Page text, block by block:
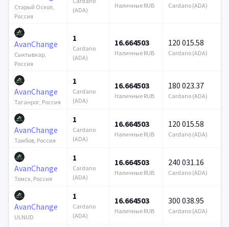
Старый Оскол,
Россия
(ADA)
Наличные RUB Cardano (ADA)
AvanChange
Сыктывкар,
Россия
1
Cardano
(ADA)
16.664503
Наличные RUB
120 015.58
Cardano (ADA)
AvanChange
Таганрог, Россия
1
Cardano
(ADA)
16.664503
Наличные RUB
180 023.37
Cardano (ADA)
AvanChange
Тамбов, Россия
1
Cardano
(ADA)
16.664503
Наличные RUB
120 015.58
Cardano (ADA)
AvanChange
Томск, Россия
1
Cardano
(ADA)
16.664503
Наличные RUB
240 031.16
Cardano (ADA)
AvanChange
ULNUD
1
Cardano
(ADA)
16.664503
Наличные RUB
300 038.95
Cardano (ADA)